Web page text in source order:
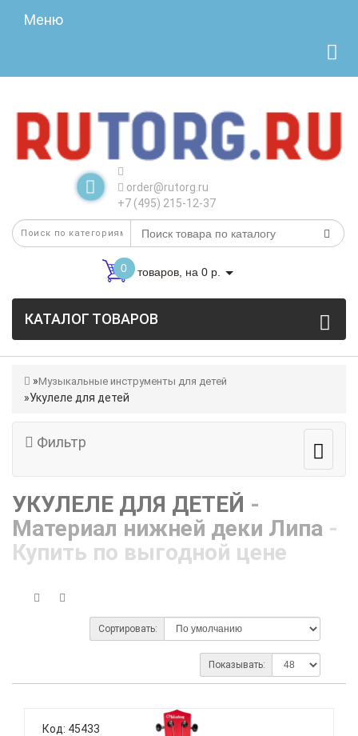
Меню
order@rutorg.ru
+7 (495) 215-12-37
0 товаров, на 0 р.
КАТАЛОГ ТОВАРОВ
Музыкальные инструменты для детей
Укулеле для детей
Фильтр
УКУЛЕЛЕ ДЛЯ ДЕТЕЙ -
Материал нижней деки Липа -
Купить по выгодной цене
Сортировать:
Показывать:
Код: 45433